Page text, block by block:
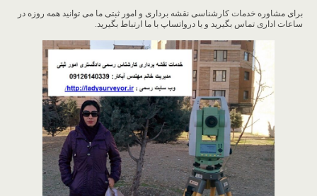
برای مشاوره خدمات کارشناسی نقشه برداری و امور ثبتی ما می توانید همه روزه در
ساعات اداری تماس بگیرید و یا درواتساپ با ما ارتباط بگیرید.